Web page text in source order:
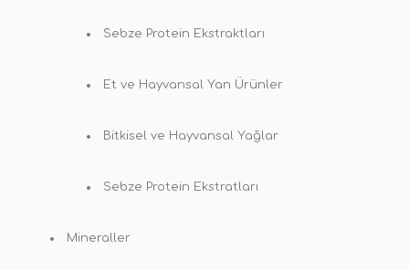
Sebze Protein Ekstraktları
Et ve Hayvansal Yan Ürünler
Bitkisel ve Hayvansal Yağlar
Sebze Protein Ekstratları
Mineraller